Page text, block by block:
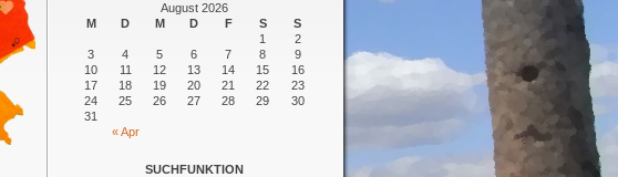
August 2026
M
D M D F S S
« Apr
1
2
3
4 5 6 7 8
9
10
11 12 13 14 15
16
17
18 19 20 21 22
23
24
25 26 27 28 29
30
31
SUCHFUNKTION